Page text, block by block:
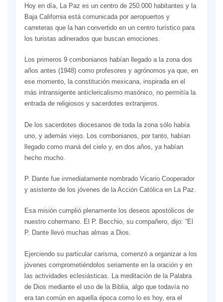
Hoy en día, La Paz es un centro de 250.000 habitantes y la
Baja California está comunicada por aeropuertos y
carreteras que la han convertido en un centro turístico para
los turistas adinerados que buscan emociones.
Los primeros 9 combonianos habían llegado a la zona dos
años antes (1948) como profesores y agrónomos ya que, en
ese momento, la constitución mexicana, inspirada en el
más intransigente anticlericalismo masónico, no permitía la
entrada de religiosos y sacerdotes extranjeros.
De los sacerdotes diocesanos de toda la zona sólo había
uno, y además viejo. Los combonianos, por tanto, habían
llegado como maná del cielo y, en dos años, ya habían
hecho mucho.
P. Dante fue inmediatamente nombrado Vicario Cooperador
y asistente de los jóvenes de la Acción Católica en La Paz.
Esa misión cumplió plenamente los deseos apostólicos de
nuestro cohermano. El P. Becchio, su compañero, dijo: “El
P. Dante llevó muchas almas a Dios.
Ejerciendo su particular carisma, comenzó a organizar a los
jóvenes comprometiéndolos seriamente en la oración y en
las actividades eclesiásticas. La meditación de la Palabra
de Dios mediante el uso de la Biblia, algo que todavía no
era tan común en aquella época como lo es hoy, era el